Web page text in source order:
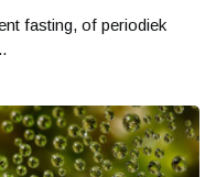
fasting, of periodiek